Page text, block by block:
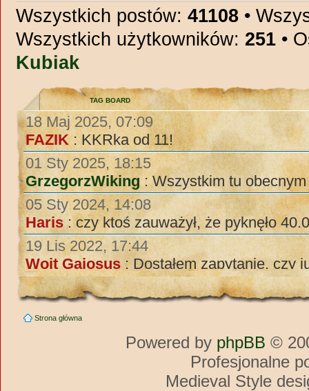
Wszystkich postów:41108 •
Wszystkich użytkowników: 251 •
Kubiak
TAG BOARD
Strona główna
Powered by phpBB ©
Profesjonalne
Medieval Style